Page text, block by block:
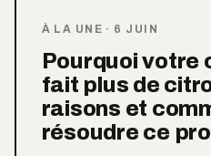
À LA UNE · 6 JUIN
Pourquoi votre
fait plus de
raisons et
résoudre ce